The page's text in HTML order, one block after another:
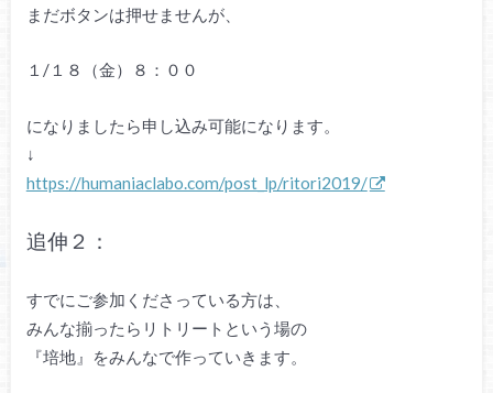
まだボタンは押せませんが、
１/１８（金）８：００
になりましたら申し込み可能になります。
↓
https://humaniaclabo.com/post_lp/ritori2019/
追伸２：
すでにご参加くださっている方は、
みんな揃ったらリトリートという場の
『培地』をみんなで作っていきます。